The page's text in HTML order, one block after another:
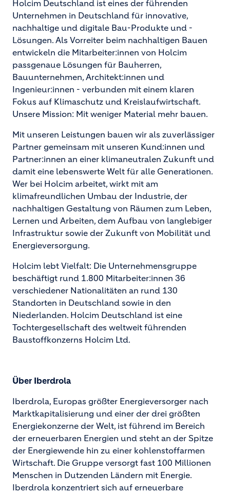
Holcim Deutschland ist eines der führenden
Unternehmen in Deutschland für innovative,
nachhaltige und digitale Bau-Produkte und -
Lösungen. Als Vorreiter beim nachhaltigen Bauen
entwickeln die Mitarbeiter:innen von Holcim
passgenaue Lösungen für Bauherren,
Bauunternehmen, Architekt:innen und
Ingenieur:innen - verbunden mit einem klaren
Fokus auf Klimaschutz und Kreislaufwirtschaft.
Unsere Mission: Mit weniger Material mehr bauen.
Mit unseren Leistungen bauen wir als zuverlässiger
Partner gemeinsam mit unseren Kund:innen und
Partner:innen an einer klimaneutralen Zukunft und
damit eine lebenswerte Welt für alle Generationen.
Wer bei Holcim arbeitet, wirkt mit am
klimafreundlichen Umbau der Industrie, der
nachhaltigen Gestaltung von Räumen zum Leben,
Lernen und Arbeiten, dem Aufbau von langlebiger
Infrastruktur sowie der Zukunft von Mobilität und
Energieversorgung.
Holcim lebt Vielfalt: Die Unternehmensgruppe
beschäftigt rund 1.800 Mitarbeiter:innen 36
verschiedener Nationalitäten an rund 130
Standorten in Deutschland sowie in den
Niederlanden. Holcim Deutschland ist eine
Tochtergesellschaft des weltweit führenden
Baustoffkonzerns Holcim Ltd.
Über Iberdrola
Iberdrola, Europas größter Energieversorger nach
Marktkapitalisierung und einer der drei größten
Energiekonzerne der Welt, ist führend im Bereich
der erneuerbaren Energien und steht an der Spitze
der Energiewende hin zu einer kohlenstoffarmen
Wirtschaft. Die Gruppe versorgt fast 100 Millionen
Menschen in Dutzenden Ländern mit Energie.
Iberdrola konzentriert sich auf erneuerbare